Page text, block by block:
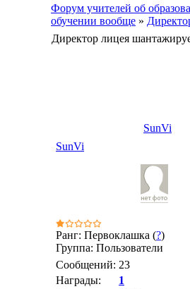
Форум учителей об
обучении вообще »
Директор лицея
SunVi
SunVi
Ранг: Первоклашка (?)
Группа: Пользователи
Сообщений: 23
Награды:
1